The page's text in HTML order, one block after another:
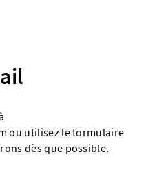
ou utilisez le formulaire
dès que possible.